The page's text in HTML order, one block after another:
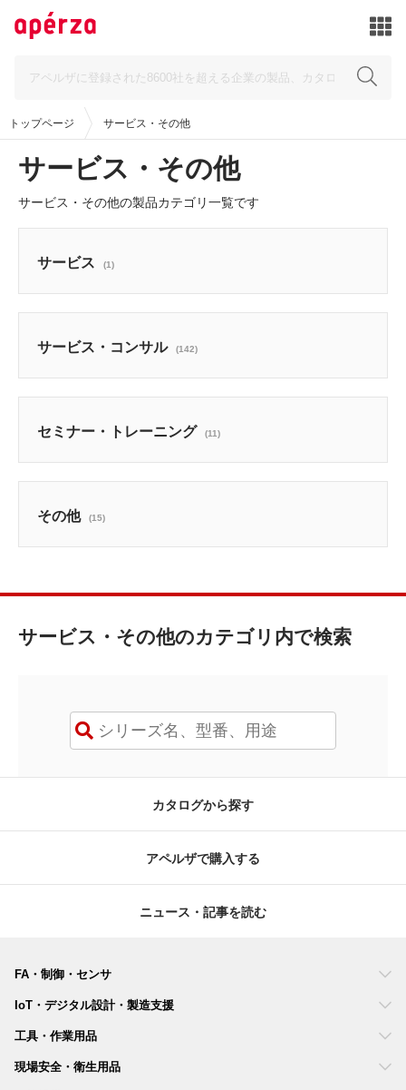
トップページ サービス・その他
サービス・その他
サービス・その他の製品カテゴリ一覧です
サービス (1)
サービス・コンサル (142)
セミナー・トレーニング (11)
その他 (15)
サービス・その他のカテゴリ内で検索
カタログから探す
アペルザで購入する
ニュース・記事を読む
FA・制御・センサ
IoT・デジタル設計・製造支援
工具・作業用品
現場安全・衛生用品